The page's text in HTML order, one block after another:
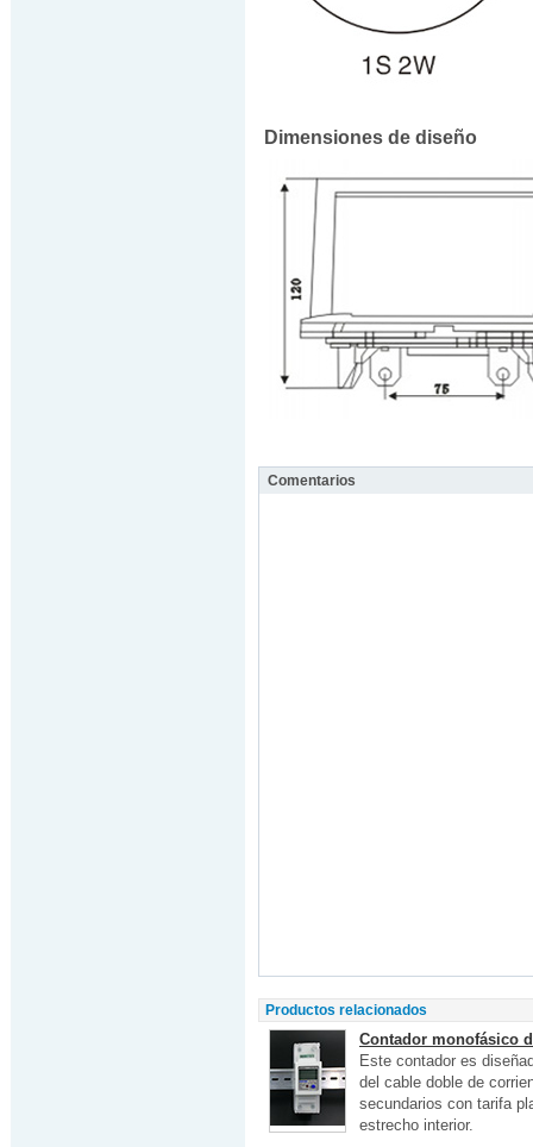
Dimensiones de diseño
Comentarios
Productos relacionados
Contador monofásico
Este contador es
del cable doble de
secundarios con tarifa
estrecho interior.